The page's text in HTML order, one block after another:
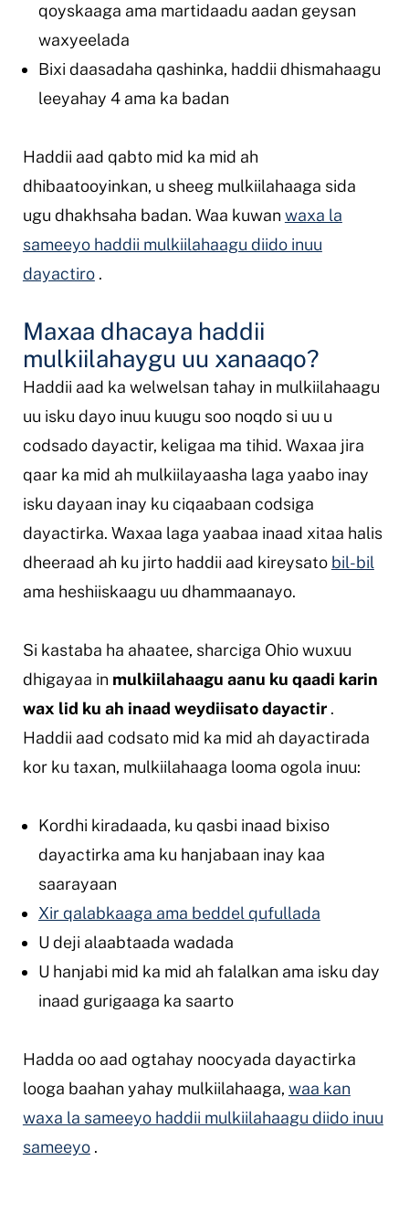
qoyskaaga ama martidaadu aadan geysan
waxyeelada
Bixi daasadaha qashinka, haddii dhismahaagu
leeyahay 4 ama ka badan
Haddii aad qabto mid ka mid ah
dhibaatooyinkan, u sheeg mulkiilahaaga sida
ugu dhakhsaha badan. Waa kuwan waxa la
sameeyo haddii mulkiilahaagu diido inuu
dayactiro.
Maxaa dhacaya haddii
mulkiilahaygu uu xanaaqo?
Haddii aad ka welwelsan tahay in mulkiilahaagu
uu isku dayo inuu kuugu soo noqdo si uu u
codsado dayactir, keligaa ma tihid. Waxaa jira
qaar ka mid ah mulkiilayaasha laga yaabo inay
isku dayaan inay ku ciqaabaan codsiga
dayactirka. Waxaa laga yaabaa inaad xitaa halis
dheeraad ah ku jirto haddii aad kireysato bil-bil
ama heshiiskaagu uu dhammaanayo.
Si kastaba ha ahaatee, sharciga Ohio wuxuu
dhigayaa in mulkiilahaagu aanu ku qaadi karin
wax lid ku ah inaad weydiisato dayactir.
Haddii aad codsato mid ka mid ah dayactirada
kor ku taxan, mulkiilahaaga looma ogola inuu:
Kordhi kiradaada, ku qasbi inaad bixiso
dayactirka ama ku hanjabaan inay kaa
saarayaan
Xir qalabkaaga ama beddel qufullada
U deji alaabtaada wadada
U hanjabi mid ka mid ah falalkan ama isku day
inaad gurigaaga ka saarto
Hadda oo aad ogtahay noocyada dayactirka
looga baahan yahay mulkiilahaaga, waa kan
waxa la sameeyo haddii mulkiilahaagu diido inuu
sameeyo.